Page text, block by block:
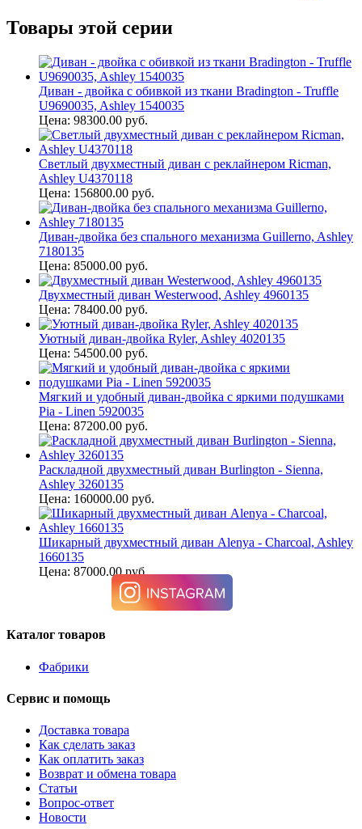
Товары этой серии
Диван - двойка с обивкой из ткани Bradington - Truffle
U9690035, Ashley 1540035
Цена: 98300.00 руб.
Светлый двухместный диван с реклайнером Ricman,
Ashley U4370118
Цена: 156800.00 руб.
Диван-двойка без спального механизма Guillerno, Ashley
7180135
Цена: 85000.00 руб.
Двухместный диван Westerwood, Ashley 4960135
Цена: 78400.00 руб.
Уютный диван-двойка Ryler, Ashley 4020135
Цена: 54500.00 руб.
Мягкий и удобный диван-двойка с яркими подушками
Pia - Linen 5920035
Цена: 87200.00 руб.
Раскладной двухместный диван Burlington - Sienna,
Ashley 3260135
Цена: 160000.00 руб.
Шикарный двухместный диван Alenya - Charcoal, Ashley
1660135
Цена: 87000.00 руб.
Каталог товаров
Фабрики
Сервис и помощь
Доставка товара
Как сделать заказ
Как оплатить заказ
Возврат и обмена товара
Статьи
Вопрос-ответ
Новости